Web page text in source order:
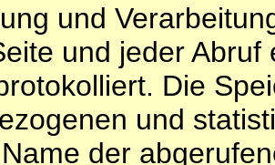
und
und jeder
Die
und
der